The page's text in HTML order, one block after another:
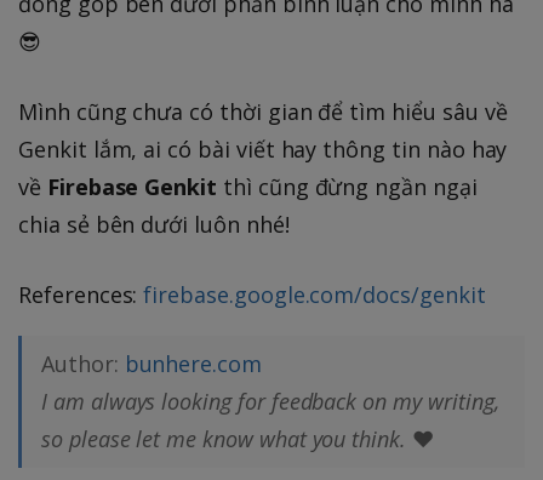
😎
Mình cũng chưa có thời gian để tìm hiểu sâu về
Genkit lắm, ai có bài viết hay thông tin nào hay
về Firebase Genkit thì cũng đừng ngần ngại
chia sẻ bên dưới luôn nhé!
References:firebase.google.com/docs/genkit
Author: bunhere.com
I am always looking for feedback on my writing,
so please let me know what you think. ❤️